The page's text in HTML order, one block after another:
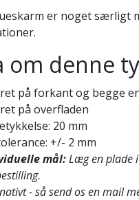
er noget særligt
om denne
på forkant og begge
på overfladen
20 mm
+/- 2 mm
mål:Læg en plade
- så send os en mail